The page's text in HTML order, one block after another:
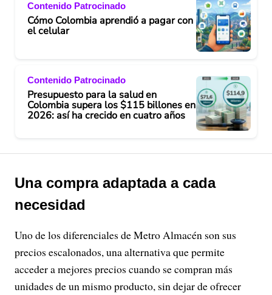
Contenido Patrocinado
Cómo Colombia aprendió a pagar con
el celular
Contenido Patrocinado
Presupuesto para la salud en
Colombia supera los $115 billones en
2026: así ha crecido en cuatro años
Una compra adaptada a cada
necesidad
Uno de los diferenciales de Metro Almacén son sus
precios escalonados, una alternativa que permite
acceder a mejores precios cuando se compran más
unidades de un mismo producto, sin dejar de ofrecer